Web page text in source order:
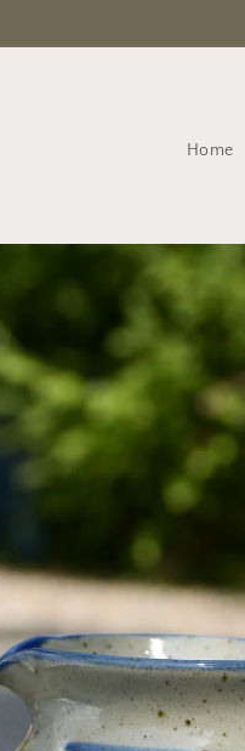
Home